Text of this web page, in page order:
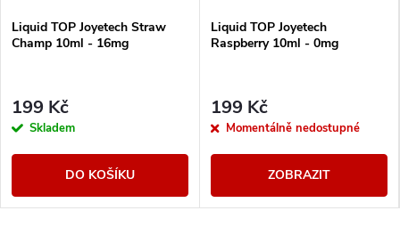
Liquid TOP Joyetech Straw
Champ 10ml - 16mg
199 Kč
Skladem
DO KOŠÍKU
Liquid TOP Joyetech
Raspberry 10ml - 0mg
199 Kč
Momentálně nedostupné
ZOBRAZIT